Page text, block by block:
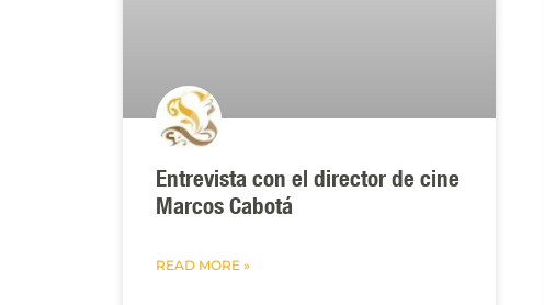
Entrevista con el director de cine
Marcos Cabotá
READ MORE »